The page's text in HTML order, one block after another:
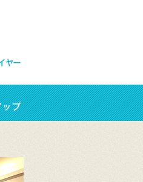
報 イベントマップ